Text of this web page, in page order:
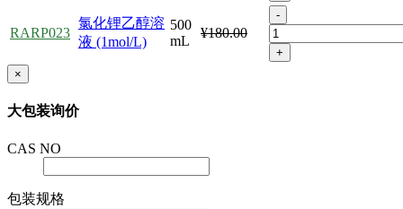
RARP023
氯化锂乙醇溶
液 (1mol/L)
500
mL
¥180.00
-
+
×
大包装询价
CAS NO
包装规格